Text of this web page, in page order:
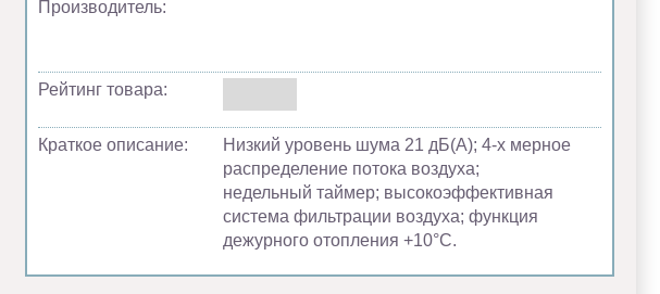
Производитель:
Рейтинг товара:
Краткое описание:
Низкий уровень шума 21 дБ(А); 4-х мерное
распределение потока воздуха;
недельный таймер; высокоэффективная
система фильтрации воздуха; функция
дежурного отопления +10°С.